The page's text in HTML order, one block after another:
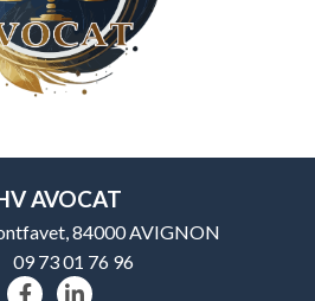
AVOCAT
84000 AVIGNON
09 73 01 76 96